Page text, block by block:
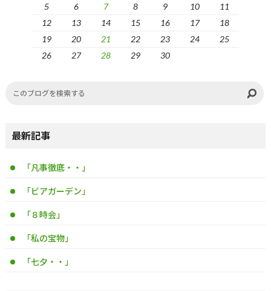
5
6 7 8 9 10
11
12
13 14 15 16 17
18
19
20 21 22 23 24
25
26
27 28 29 30
最新記事
「凡事徹底・・」
「ビアガーデン」
「８時会」
「私の宝物」
「七夕・・」